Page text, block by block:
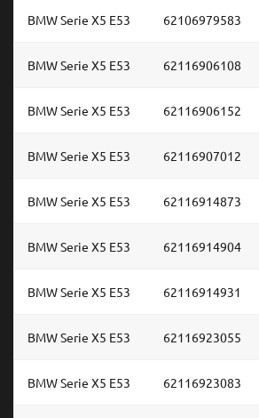
BMW Serie X5 E53 62106979583
BMW Serie X5 E53 62116906108
BMW Serie X5 E53 62116906152
BMW Serie X5 E53 62116907012
BMW Serie X5 E53 62116914873
BMW Serie X5 E53 62116914904
BMW Serie X5 E53 62116914931
BMW Serie X5 E53 62116923055
BMW Serie X5 E53 62116923083